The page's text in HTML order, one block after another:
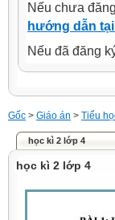
Nếu chưa
hướng dẫn
Nếu đã đăng
Gốc > Giáo án > Tiểu
học kì 2 lớp 4
học kì 2 lớp 4